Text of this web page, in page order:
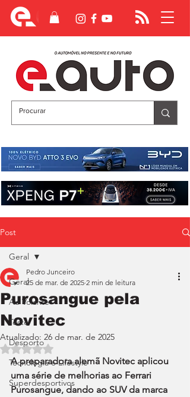
Post
Geral
Ao Volante
Teste
Desporto
Tecnologia e Lifestyle
Superdesportivos
Geral
Purosangue pela
Novitec
Pedro Junceiro
25 de mar. de 2025 2 min de leitura
Atualizado: 26 de mar. de 2025
Avaliado com NaN de 5 estrelas.
A preparadora alemã Novitec aplicou
uma série de melhorias ao Ferrari
Purosangue, dando ao SUV da marca